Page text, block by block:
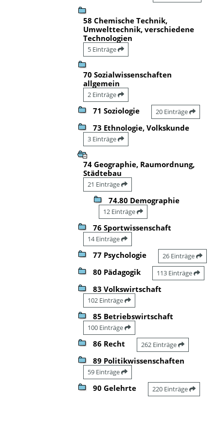
58 Chemische Technik,
Umwelttechnik, verschiedene
Technologien
5 Einträge
70 Sozialwissenschaften
allgemein
2 Einträge
71 Soziologie 20 Einträge
73 Ethnologie, Volkskunde
3 Einträge
74 Geographie, Raumordnung,
Städtebau
21 Einträge
74.80 Demographie
12 Einträge
76 Sportwissenschaft
14 Einträge
77 Psychologie 26 Einträge
80 Pädagogik 113 Einträge
83 Volkswirtschaft
102 Einträge
85 Betriebswirtschaft
100 Einträge
86 Recht 262 Einträge
89 Politikwissenschaften
59 Einträge
90 Gelehrte 220 Einträge